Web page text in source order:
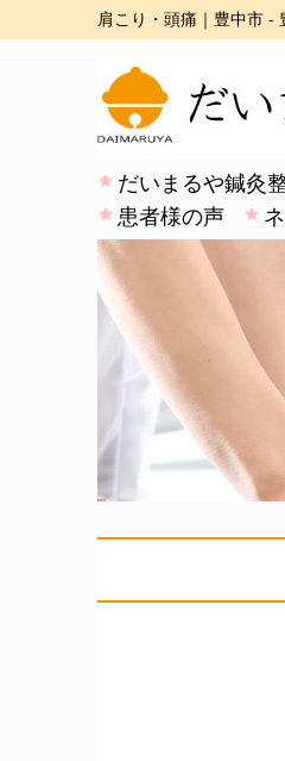
肩こり・頭痛｜豊中市 -
だいまるや鍼灸
患者様の声